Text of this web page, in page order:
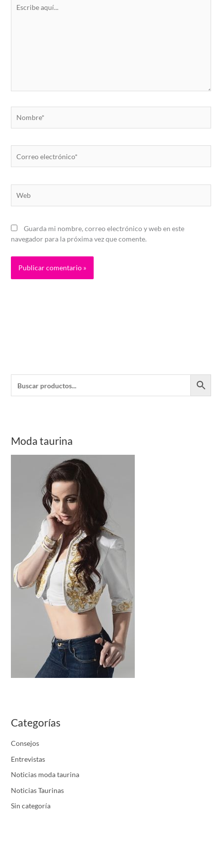
aquí...
electrónico*
Guarda mi nombre, correo electrónico y web en este
navegador para la próxima vez que comente.
Moda taurina
Categorías
Consejos
Entrevistas
Noticias moda taurina
Noticias Taurinas
Sin categoría